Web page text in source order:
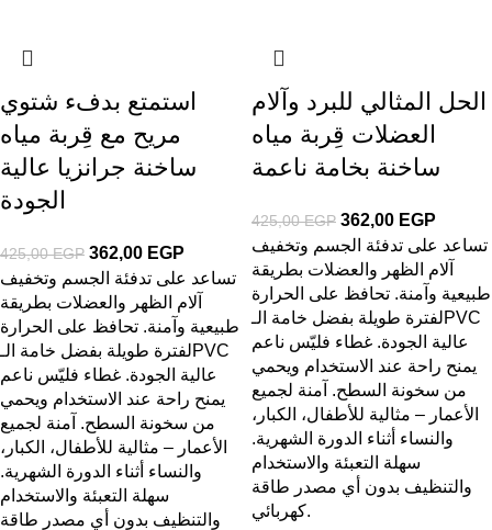
استمتع بدفء شتوي
مريح مع قِربة مياه
ساخنة جرانزيا عالية
الجودة
425,00EGP 362,00 EGP
تساعد على تدفئة الجسم وتخفيف
آلام الظهر والعضلات بطريقة
طبيعية وآمنة. تحافظ على الحرارة
لفترة طويلة بفضل خامة الـPVC
عالية الجودة. غطاء فليّس ناعم
يمنح راحة عند الاستخدام ويحمي
من سخونة السطح. آمنة لجميع
الأعمار – مثالية للأطفال، الكبار،
والنساء أثناء الدورة الشهرية.
سهلة التعبئة والاستخدام
والتنظيف بدون أي مصدر طاقة
الحل المثالي للبرد وآلام
العضلات قِربة مياه
ساخنة بخامة ناعمة
425,00EGP 362,00 EGP
تساعد على تدفئة الجسم وتخفيف
آلام الظهر والعضلات بطريقة
طبيعية وآمنة. تحافظ على الحرارة
لفترة طويلة بفضل خامة الـPVC
عالية الجودة. غطاء فليّس ناعم
يمنح راحة عند الاستخدام ويحمي
من سخونة السطح. آمنة لجميع
الأعمار – مثالية للأطفال، الكبار،
والنساء أثناء الدورة الشهرية.
سهلة التعبئة والاستخدام
والتنظيف بدون أي مصدر طاقة
كهربائي.